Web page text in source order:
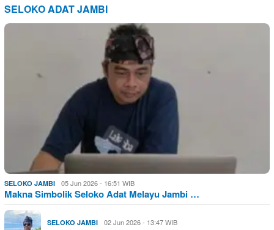
SELOKO ADAT JAMBI
SELOKO JAMBI 05 Jun 2026 - 16:51 WIB
Makna Simbolik Seloko Adat Melayu Jambi …
SELOKO JAMBI 02 Jun 2026 - 13:47 WIB